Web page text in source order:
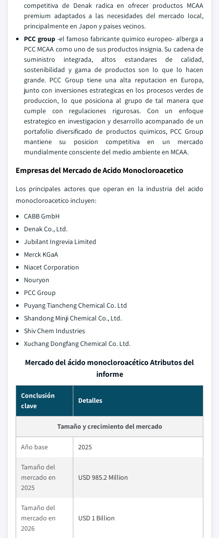
competitiva de Denak radica en ofrecer productos MCAA
premium adaptados a las necesidades del mercado local,
principalmente en Japon y paises vecinos.
PCC group -el famoso fabricante quimico europeo- alberga a
PCC MCAA como uno de sus productos insignia. Su cadena de
suministro integrada, altos estandares de calidad,
sostenibilidad y gama de productos son lo que lo hacen
grande. PCC Group tiene una alta reputacion en Europa,
junto con inversiones estrategicas en los procesos verdes de
produccion, lo que posiciona al grupo de tal manera que
cumple con regulaciones rigurosas. Con un enfoque
estrategico en investigacion y desarrollo acompanado de un
portafolio diversificado de productos quimicos, PCC Group
mantiene su posicion competitiva en un mercado
mundialmente consciente del medio ambiente en MCAA.
Empresas del Mercado de Acido Monocloroacetico
Los principales actores que operan en la industria del acido
monocloroacetico incluyen:
CABB GmbH
Denak Co., Ltd.
Jubilant Ingrevia Limited
Merck KGaA
Niacet Corporation
Nouryon
PCC Group
Puyang Tiancheng Chemical Co. Ltd
Shandong Minji Chemical Co., Ltd.
Shiv Chem Industries
Xuchang Dongfang Chemical Co. Ltd.
Mercado del ácido monocloroacético Atributos del
informe
Conclusión
clave
Detalles
Tamaño y crecimiento del mercado
Año base 2025
Tamaño del
mercado en
2025
USD 985.2 Million
Tamaño del
mercado en
2026
USD 1 Billion